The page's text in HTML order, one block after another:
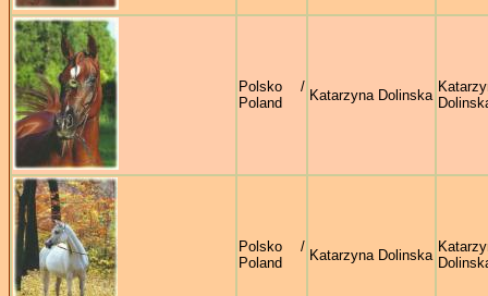
Polsko /
Poland
Katarzyna Dolinska
Polsko /
Poland
Katarzyna Dolinska